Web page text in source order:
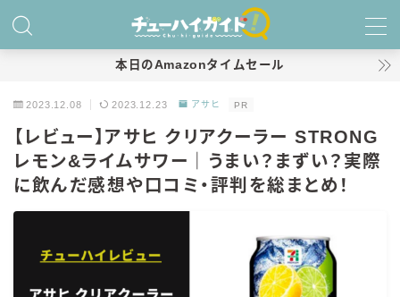
特集！
商品レビュー
キリン
本日のAmazonタイムセール
2023.12.08 2023.12.23 アサヒ PR
【レビュー】アサヒ クリアクーラー STRONG
レモン&ライムサワー｜うまい？まずい？実際
に飲んだ感想や口コミ・評判を総まとめ！